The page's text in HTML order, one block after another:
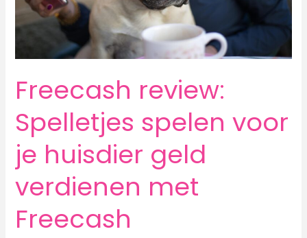
Freecash review:
Spelletjes spelen voor
je huisdier geld
verdienen met
Freecash